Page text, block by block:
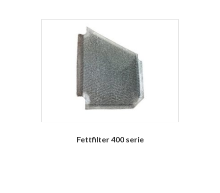
Fettfilter 400 serie